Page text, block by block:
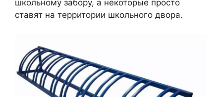
школьному забору, а некоторые просто
ставят на территории школьного двора.